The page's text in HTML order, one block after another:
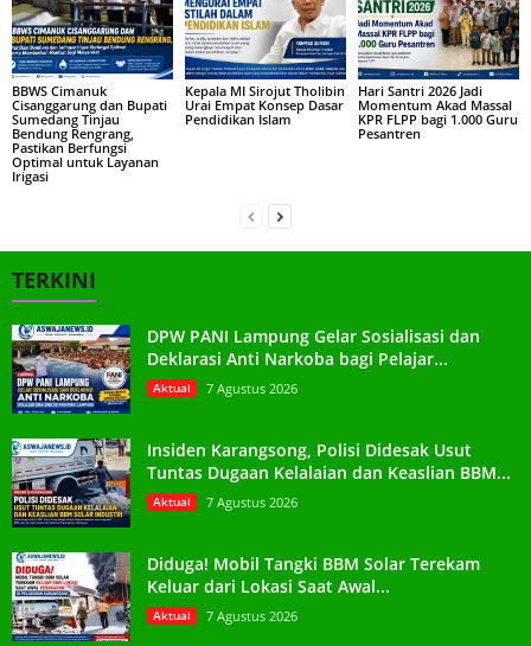
BBWS Cimanuk
Cisanggarung dan Bupati
Sumedang Tinjau
Bendung Rengrang,
Pastikan Berfungsi
Optimal untuk Layanan
Irigasi
Kepala MI Sirojut Tholibin
Urai Empat Konsep Dasar
Pendidikan Islam
Hari Santri 2026 Jadi
Momentum Akad Massal
KPR FLPP bagi 1.000 Guru
Pesantren
TERKINI
DPW PANI Lampung Gelar Sosialisasi dan
Deklarasi Anti Narkoba bagi Pelajar...
Aktual 7 Agustus 2026
Insiden Karangsong, Polisi Didesak Usut
Tuntas Dugaan Kelalaian dan Keaslian BBM...
Aktual 7 Agustus 2026
Diduga! Mobil Tangki BBM Solar Terekam
Keluar dari Lokasi Saat Awal...
Aktual 7 Agustus 2026